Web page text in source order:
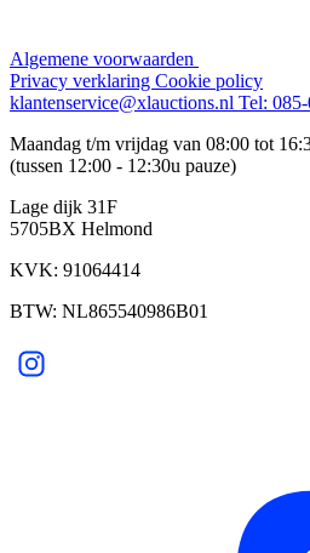
Algemene voorwaarden
Privacy verklaring Cookie policy
klantenservice@xlauctions.nl Tel:
Maandag t/m vrijdag van 08:00 tot
(tussen 12:00 - 12:30u pauze)
Lage dijk 31F
5705BX Helmond
KVK: 91064414
BTW: NL865540986B01